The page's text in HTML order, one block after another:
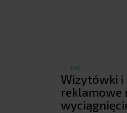
FAQ
Wizytówki i
reklamowe